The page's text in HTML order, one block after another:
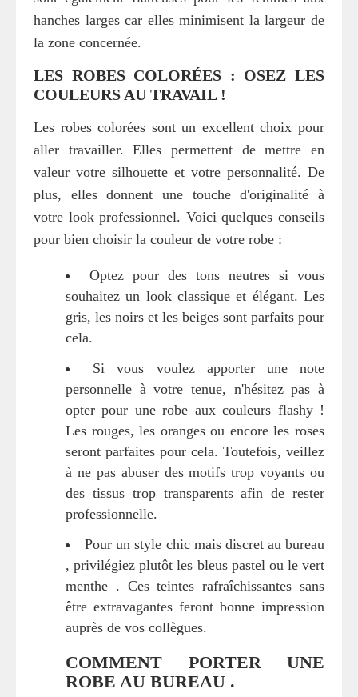
hanches larges car elles minimisent la largeur de
la zone concernée.
LES ROBES COLORÉES : OSEZ LES
COULEURS AU TRAVAIL !
Les robes colorées sont un excellent choix pour
aller travailler. Elles permettent de mettre en
valeur votre silhouette et votre personnalité. De
plus, elles donnent une touche d'originalité à
votre look professionnel. Voici quelques conseils
pour bien choisir la couleur de votre robe :
Optez pour des tons neutres si vous
souhaitez un look classique et élégant. Les
gris, les noirs et les beiges sont parfaits pour
cela.
Si vous voulez apporter une note
personnelle à votre tenue, n'hésitez pas à
opter pour une robe aux couleurs flashy !
Les rouges, les oranges ou encore les roses
seront parfaites pour cela. Toutefois, veillez
à ne pas abuser des motifs trop voyants ou
des tissus trop transparents afin de rester
professionnelle.
Pour un style chic mais discret au bureau
, privilégiez plutôt les bleus pastel ou le vert
menthe . Ces teintes rafraîchissantes sans
être extravagantes feront bonne impression
auprès de vos collègues.
COMMENT PORTER UNE
ROBE AU BUREAU .